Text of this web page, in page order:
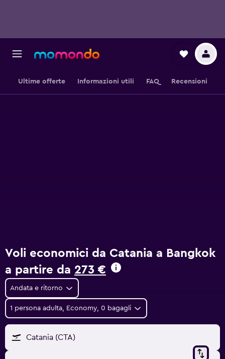
Ultime offerte Informazioni utili FAQ Recensioni
Voli economici da Catania a Bangkok
a partire da 273 €
Andata e ritorno
1 persona adulta, Economy, 0 bagagli
Catania (CTA)